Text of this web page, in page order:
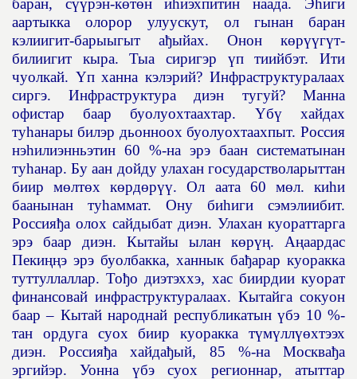
баран, сүүрэн-көтөн иһиэхпитин наада. Эһиги
аартыкка олорор улуускут, ол гынан баран
кэлиигит-барыыгыт ађыйах. Онон көрүүгүт-
билиигит кыра. Тыа сиригэр үп тиийбэт. Ити
чуолкай. Үп ханна кэлэрий? Инфраструктуралаах
сиргэ. Инфраструктура диэн тугуй? Манна
офистар баар буолуохтаахтар. Үбүхайдах
туһанары билэр дьонноох буолуохтаахпыт. Россия
нэһилиэнньэтин 60 %-на эрэ баан систематынан
туһанар. Бу аан дойду улахан государстволарыттан
биир мөлтөх көрдөрүү. Ол аата 60 мөл. киһи
баанынан туһаммат. Ону биһиги сэмэлиибит.
Россияђа олох сайдыбат диэн. Улахан куораттарга
эрэ баар диэн. Кытайы ылан көрүң. Аңаардас
Пекиңңэ эрэ буолбакка, ханнык бађарар куоракка
туттуллаллар. Тођо диэтэххэ, хас биирдии куорат
финансовай инфраструктуралаах. Кытайга сокуон
баар – Кытай народнай республикатынүбэ 10 %-
тан ордуга суох биир куоракка түмүллүөхтээх
диэн. Россияђа хайдађый, 85 %-на Москвађа
эргийэр. Уонна үбэ суох регионнар, атыттар